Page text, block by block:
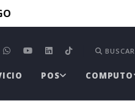
BUSCAR
POS COMPUTO